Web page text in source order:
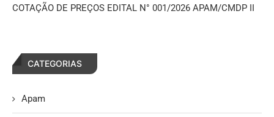
COTAÇÃO DE PREÇOS EDITAL N° 001/2026 APAM/CMDP II
CATEGORIAS
Apam